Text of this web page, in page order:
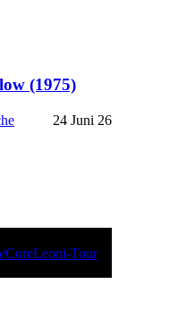
(1975)
24 Juni 26